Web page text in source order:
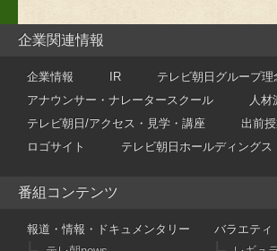
企業関連情報
企業情報 IR テレビ朝日グループ理
アナウンサー・ナレータースクール
人材
テレビ朝日/アクセス・見学・講座
出前
ロゴサイト
テレビ朝日ホールディングス
番組コンテンツ
報道・情報・ドキュメンタリー
バラエティ